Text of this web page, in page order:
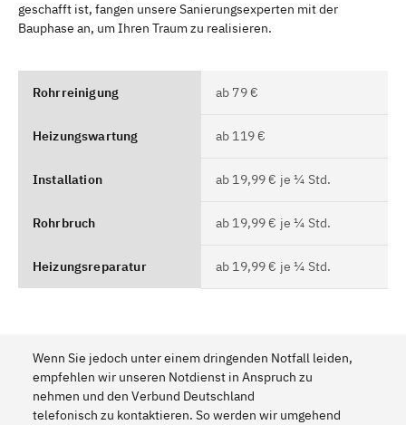
geschafft ist, fangen unsere Sanierungsexperten mit der
Bauphase an, um Ihren Traum zu realisieren.
Rohrreinigung ab 79 €
Heizungswartung ab 119 €
Installation ab 19,99 € je ¼ Std.
Rohrbruch ab 19,99 € je ¼ Std.
Heizungsreparatur ab 19,99 € je ¼ Std.
Wenn Sie jedoch unter einem dringenden Notfall leiden,
empfehlen wir unseren Notdienst in Anspruch zu
nehmen und den Verbund Deutschland
telefonisch zu kontaktieren. So werden wir umgehend